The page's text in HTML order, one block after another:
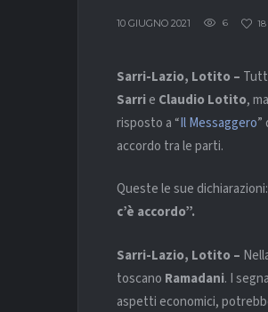
10 GIUGNO 2021 6 18
Sarri-Lazio, Lotito –
Sarrie Claudio Lotito,
risposto a “Il Messaggero”
accordo tra le parti.
Queste le sue dichiarazioni:
c’è accordo”.
Sarri-Lazio, Lotito –
toscano Ramadani. I
aspetti economici,